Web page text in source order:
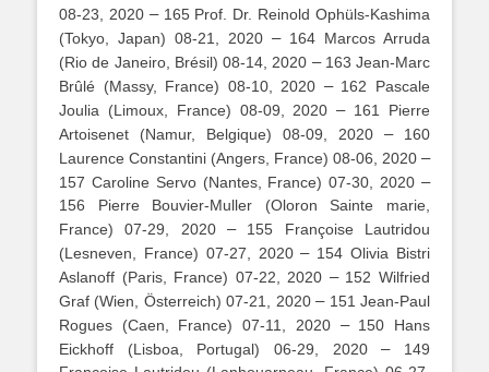
08-23, 2020– 165 Prof. Dr. Reinold Ophüls-Kashima
(Tokyo, Japan) 08-21, 2020 – 164 Marcos Arruda
(Rio de Janeiro, Brésil) 08-14, 2020 – 163 Jean-Marc
Brûlé (Massy, France) 08-10, 2020 – 162 Pascale
Joulia (Limoux, France) 08-09, 2020 – 161 Pierre
Artoisenet (Namur, Belgique) 08-09, 2020 – 160
Laurence Constantini (Angers, France) 08-06, 2020 –
157 Caroline Servo (Nantes, France) 07-30, 2020 –
156 Pierre Bouvier-Muller (Oloron Sainte marie,
France) 07-29, 2020– 155 Françoise Lautridou
(Lesneven, France) 07-27, 2020– 154 Olivia Bistri
Aslanoff (Paris, France) 07-22, 2020 – 152 Wilfried
Graf (Wien, Österreich) 07-21, 2020– 151 Jean-Paul
Rogues (Caen, France) 07-11, 2020– 150 Hans
Eickhoff (Lisboa, Portugal) 06-29, 2020– 149